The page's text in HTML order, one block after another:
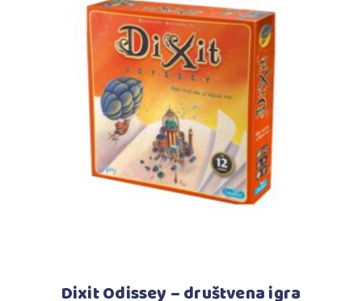
Dodaj u korpu
Dixit Odissey – društvena igra